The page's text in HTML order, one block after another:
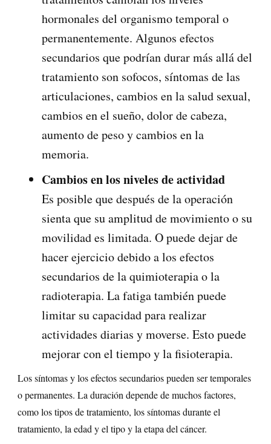
hormonales del organismo temporal o
permanentemente. Algunos efectos
secundarios que podrían durar más allá del
tratamiento son sofocos, síntomas de las
articulaciones, cambios en la salud sexual,
cambios en el sueño, dolor de cabeza,
aumento de peso y cambios en la
memoria.
Cambios en los niveles de actividad
Es posible que después de la operación
sienta que su amplitud de movimiento o su
movilidad es limitada. O puede dejar de
hacer ejercicio debido a los efectos
secundarios de la quimioterapia o la
radioterapia. La fatiga también puede
limitar su capacidad para realizar
actividades diarias y moverse. Esto puede
mejorar con el tiempo y la fisioterapia.
Los síntomas y los efectos secundarios pueden ser temporales
o permanentes. La duración depende de muchos factores,
como los tipos de tratamiento, los síntomas durante el
tratamiento, la edad y el tipo y la etapa del cáncer.